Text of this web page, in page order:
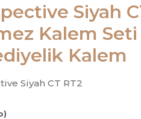
Siyah
Kalem
Kalem
Siyah CT RT2